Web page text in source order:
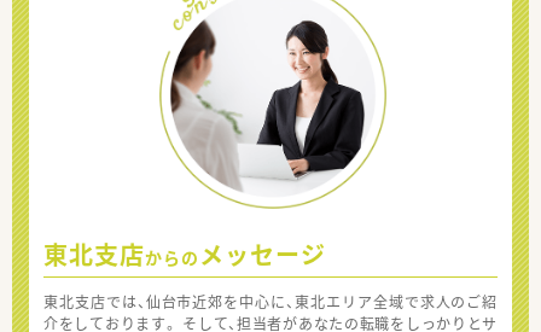
東北支店からの メッセージ
東北支店では、仙台市近郊を中心に、東北エリア全域で求人のご紹
介をしております。 そして、担当者があなたの転職をしっかりとサ